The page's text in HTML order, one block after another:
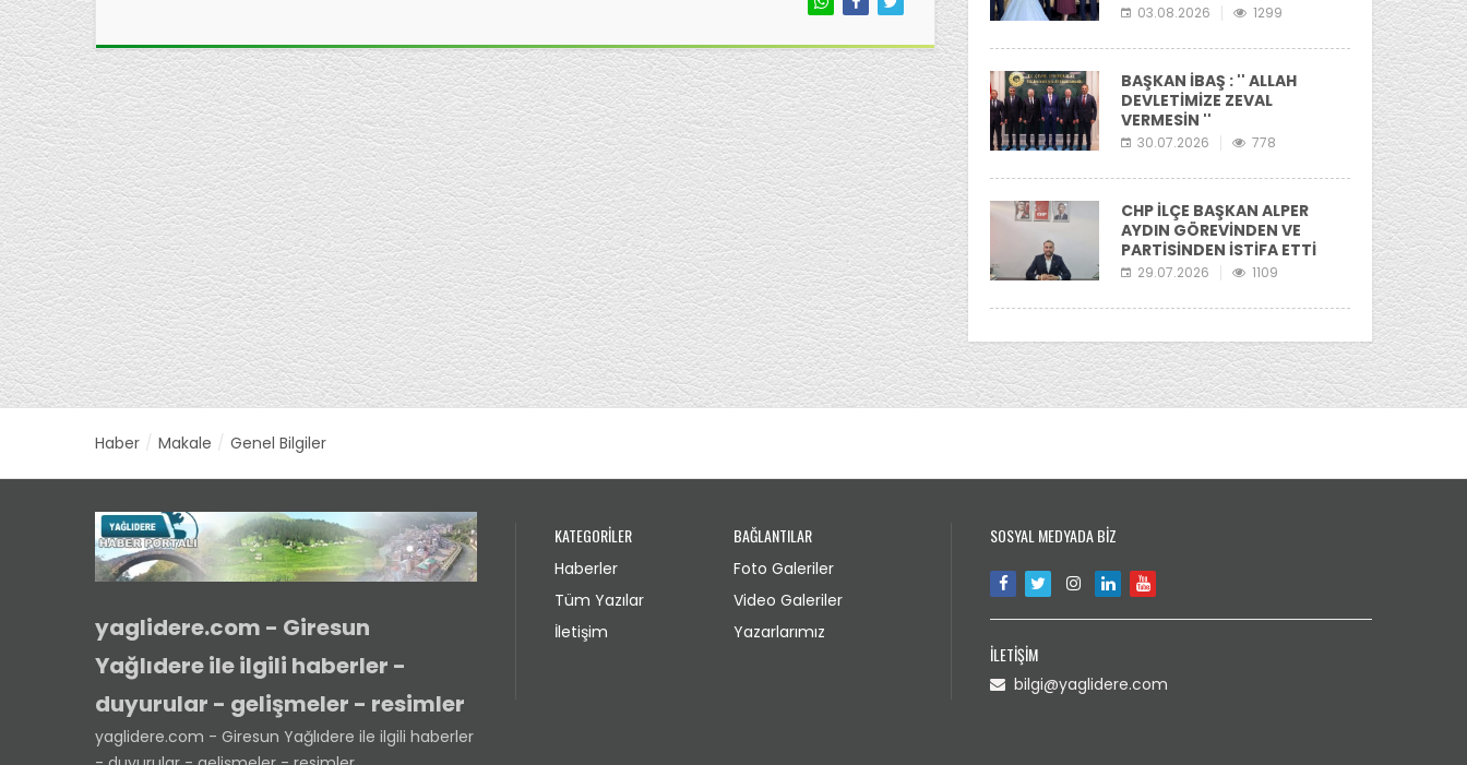
03.08.2026 1299
BAŞKAN İBAŞ : '' ALLAH
DEVLETİMİZE ZEVAL
VERMESİN ''
30.07.2026 778
CHP İLÇE BAŞKAN ALPER
AYDIN GÖREVİNDEN VE
PARTİSİNDEN İSTİFA ETTİ
29.07.2026 1109
Haber Makale Genel Bilgiler
yaglidere.com - Giresun
Yağlıdere ile ilgili haberler -
duyurular - gelişmeler - resimler
yaglidere.com - Giresun Yağlıdere ile ilgili haberler
KATEGORİLER
Haberler
Tüm Yazılar
İletişim
BAĞLANTILAR
Foto Galeriler
Video Galeriler
Yazarlarımız
SOSYAL MEDYADA BİZ
İLETİŞİM
bilgi@yaglidere.com